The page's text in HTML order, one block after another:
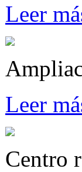
Leer
Leer
Centro